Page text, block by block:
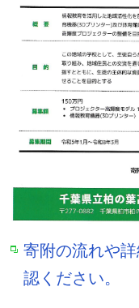
寄附の流れや
認ください。